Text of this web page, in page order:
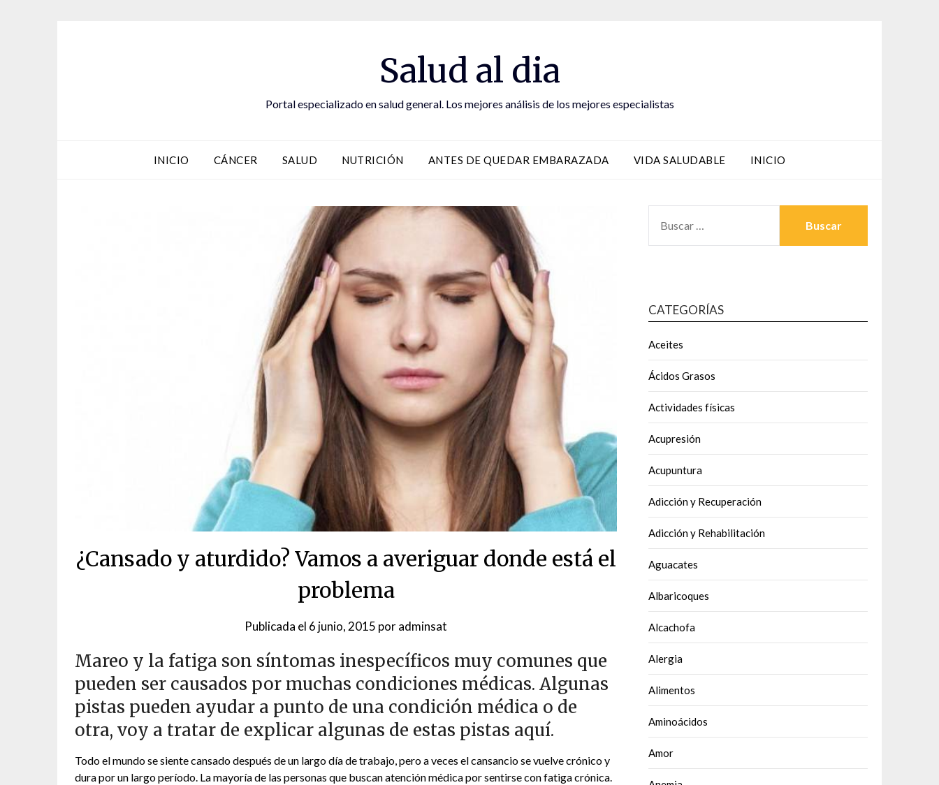
Salud al dia
Portal especializado en salud general. Los mejores análisis de los mejores especialistas
INICIO CÁNCER SALUD NUTRICIÓN ANTES DE QUEDAR EMBARAZADA VIDA SALUDABLE INICIO
¿Cansado y aturdido? Vamos a averiguar donde está el
problema
Publicada el 6 junio, 2015 poradminsat
Mareo y la fatiga son síntomas inespecíficos muy comunes que
pueden ser causados ​​por muchas condiciones médicas. Algunas
pistas pueden ayudar a punto de una condición médica o de
otra, voy a tratar de explicar algunas de estas pistas aquí.
Todo el mundo se siente cansado después de un largo día de trabajo, pero a veces el cansancio se vuelve crónico y
dura por un largo período. La mayoría de las personas que buscan atención médica por sentirse con fatiga crónica.
CATEGORÍAS
Aceites
Ácidos Grasos
Actividades físicas
Acupresión
Acupuntura
Adicción y Recuperación
Adicción y Rehabilitación
Aguacates
Albaricoques
Alcachofa
Alergia
Alimentos
Aminoácidos
Amor